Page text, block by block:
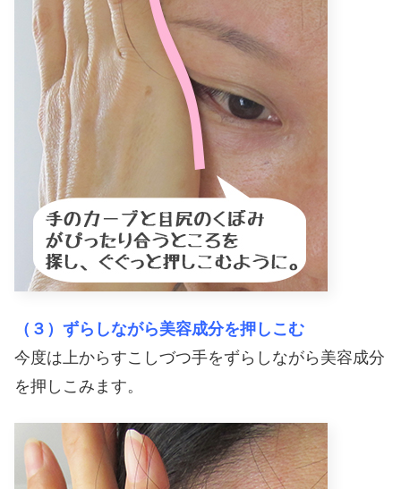
（３）ずらしながら美容成分を押しこむ
今度は上からすこしづつ手をずらしながら美容成分
を押しこみます。